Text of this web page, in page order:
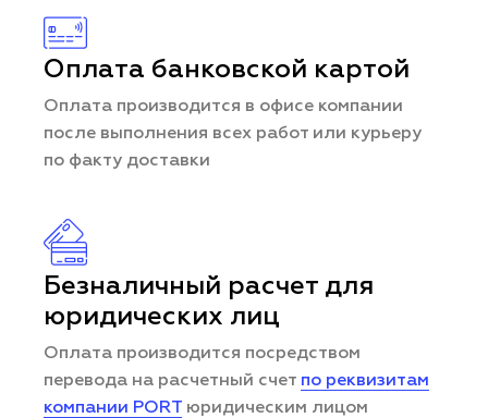
Оплата банковской картой
Оплата производится в офисе компании
после выполнения всех работ или курьеру
по факту доставки
Безналичный расчет для
юридических лиц
Оплата производится посредством
перевода на расчетный счет по реквизитам
компании PORT юридическим лицом